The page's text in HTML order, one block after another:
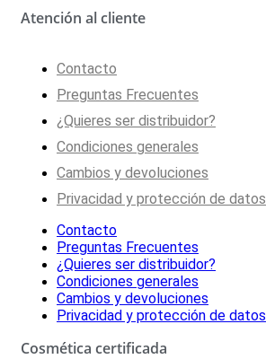
Atención al cliente
Contacto
Preguntas Frecuentes
¿Quieres ser distribuidor?
Condiciones generales
Cambios y devoluciones
Privacidad y protección de datos
Contacto
Preguntas Frecuentes
¿Quieres ser distribuidor?
Condiciones generales
Cambios y devoluciones
Privacidad y protección de datos
Cosmética certificada